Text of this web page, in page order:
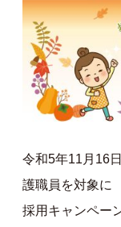
令和5年11月16
護職員を対象に
採用キャンペー